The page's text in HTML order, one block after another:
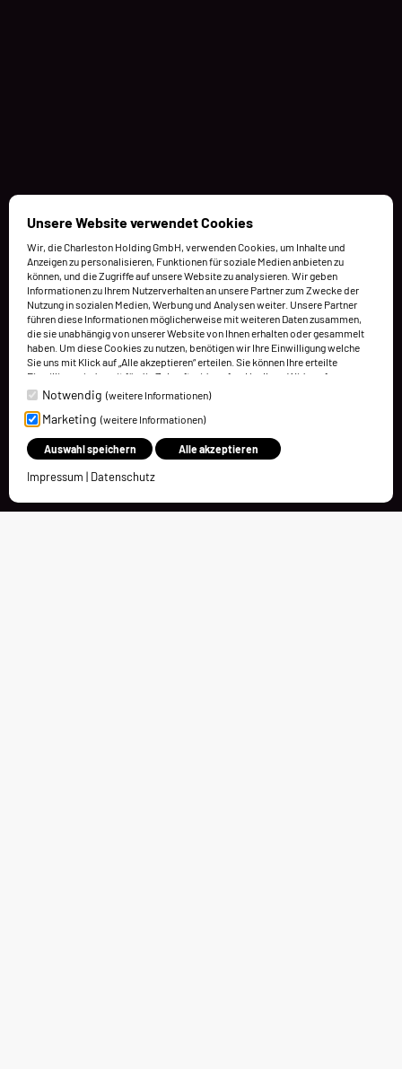
Unsere Website verwendet Cookies
Wir, die Charleston Holding GmbH, verwenden Cookies, um Inhalte und
Anzeigen zu personalisieren, Funktionen für soziale Medien anbieten zu
können, und die Zugriffe auf unsere Website zu analysieren. Wir geben
Informationen zu Ihrem Nutzerverhalten an unsere Partner zum Zwecke der
Nutzung in sozialen Medien, Werbung und Analysen weiter. Unsere Partner
führen diese Informationen möglicherweise mit weiteren Daten zusammen,
die sie unabhängig von unserer Website von Ihnen erhalten oder gesammelt
haben. Um diese Cookies zu nutzen, benötigen wir Ihre Einwilligung welche
Sie uns mit Klick auf „Alle akzeptieren“ erteilen. Sie können Ihre erteilte
Einwilligung jederzeit für die Zukunft widerrufen. Um Ihren Widerruf
auszuüben, deaktivieren Sie diesen Dienst in den bereitgestellten
Einstellungen der Datenschutzhinweise (Cookies verwalten).
Notwendig (weitere Informationen)
Marketing (weitere Informationen)
Auswahl speichern Alle akzeptieren
Impressum | Datenschutz